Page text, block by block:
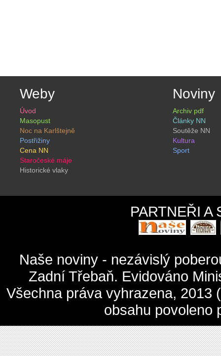
Weby
Úvod
Masopust
Noc na Karlštejně
Postřižiny
Cena NN
Staročeské máje
Historické vlaky
Noviny
Archiv pdf
Články NN
Soutěže NN
Kultura
Sport
PARTNEŘI A
Naše noviny - nezávislý
Zadní Třebaň. Evidováno
Všechna práva vyhrazena,
obsahu povoleno